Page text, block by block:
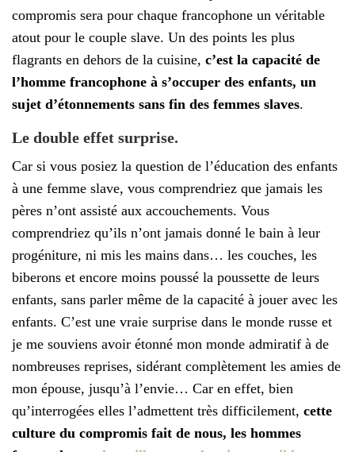
compromis sera pour chaque francophone un véritable
atout pour le couple slave. Un des points les plus
flagrants en dehors de la cuisine, c’est la capacité de
l’homme francophone à s’occuper des enfants, un
sujet d’étonnements sans fin des femmes slaves.
Le double effet surprise.
Car si vous posiez la question de l’éducation des enfants
à une femme slave, vous comprendriez que jamais les
pères n’ont assisté aux accouchements. Vous
comprendriez qu’ils n’ont jamais donné le bain à leur
progéniture, ni mis les mains dans… les couches, les
biberons et encore moins poussé la poussette de leurs
enfants, sans parler même de la capacité à jouer avec les
enfants. C’est une vraie surprise dans le monde russe et
je me souviens avoir étonné mon monde admiratif à de
nombreuses reprises, sidérant complètement les amies de
mon épouse, jusqu’à l’envie… Car en effet, bien
qu’interrogées elles l’admettent très difficilement, cette
culture du compromis fait de nous, les hommes